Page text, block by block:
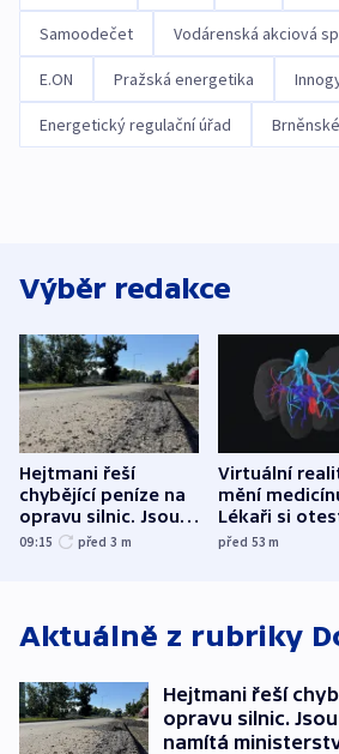
Samoodečet Vodárenská akciová
E.ON Pražská energetika
Energetický regulační úřad
Výběr redakce
Hejtmani řeší
chybějící peníze na
opravu silnic. Jsou
nenárokové, namítá
09:15 před 3 m
Virtuální
mění
Lékaři si
každý řez, říká
před 53m
Aktuálně z rubriky
Hejtmani řeší
opravu silnic.
namítá